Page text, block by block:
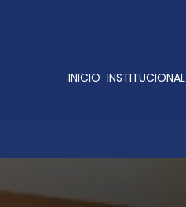
INICIO INSTITUCIONAL